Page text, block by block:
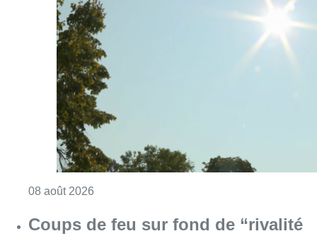
Coups de feu sur fond de “rivalité
amoureuse” à Uccle: une personne
blessée à la jambe